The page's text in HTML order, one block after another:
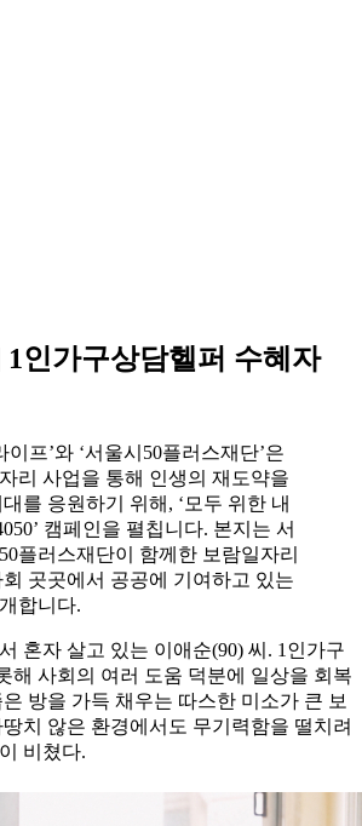
1인가구상담헬퍼 수혜자
이프’와 ‘서울시50플러스재단’은
리 사업을 통해 인생의 재도약을
를 응원하기 위해, ‘모두 위한 내
캠페인을 펼칩니다. 본지는 서
플러스재단이 함께한 보람일자리
곳곳에서 공공에 기여하고 있는
합니다.
혼자 살고 있는 이애순(90) 씨. 1인가구
해 사회의 여러 도움 덕분에 일상을 회복
방을 가득 채우는 따스한 미소가 큰 보
치 않은 환경에서도 무기력함을 떨치려
비쳤다.